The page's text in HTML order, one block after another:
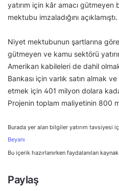
yatırım için kâr amacı gütmeyen
mektubu imzaladığını açıklamıştı.
Niyet mektubunun şartlarına
gütmeyen ve kamu sektörü
Amerikan kabileleri de dahil
Bankası için varlık satın almak
etmek için 401 milyon dolara
Projenin toplam maliyetinin 800
Burada yer alan bilgiler yatırım tavsiyesi
Beyanı
Bu içerik hazırlanırken faydalanılan
Paylaş